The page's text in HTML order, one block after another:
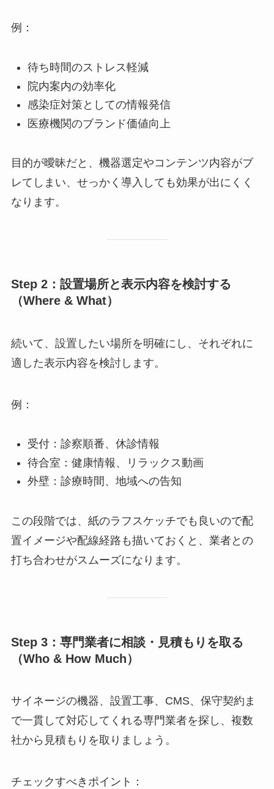
例：
待ち時間のストレス軽減
院内案内の効率化
感染症対策としての情報発信
医療機関のブランド価値向上
目的が曖昧だと、機器選定やコンテンツ内容がブ
レてしまい、せっかく導入しても効果が出にくく
なります。
Step 2：設置場所と表示内容を検討する
（Where & What）
続いて、設置したい場所を明確にし、それぞれに
適した表示内容を検討します。
例：
受付：診察順番、休診情報
待合室：健康情報、リラックス動画
外壁：診療時間、地域への告知
この段階では、紙のラフスケッチでも良いので配
置イメージや配線経路も描いておくと、業者との
打ち合わせがスムーズになります。
Step 3：専門業者に相談・見積もりを取る
（Who & How Much）
サイネージの機器、設置工事、CMS、保守契約ま
で一貫して対応してくれる専門業者を探し、複数
社から見積もりを取りましょう。
チェックすべきポイント：